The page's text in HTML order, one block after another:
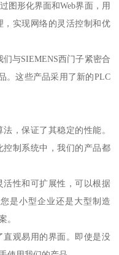
图形化界面和Web界面，用
，实现网络的灵活控制和优
SIEMENS西门子紧密合
。这些产品采用了新的PLC
，保证了其稳定的性能。
制系统中，我们的产品都
活性和可扩展性，可以根据
是小型企业还是大型制造
。
观易用的界面。即使是没